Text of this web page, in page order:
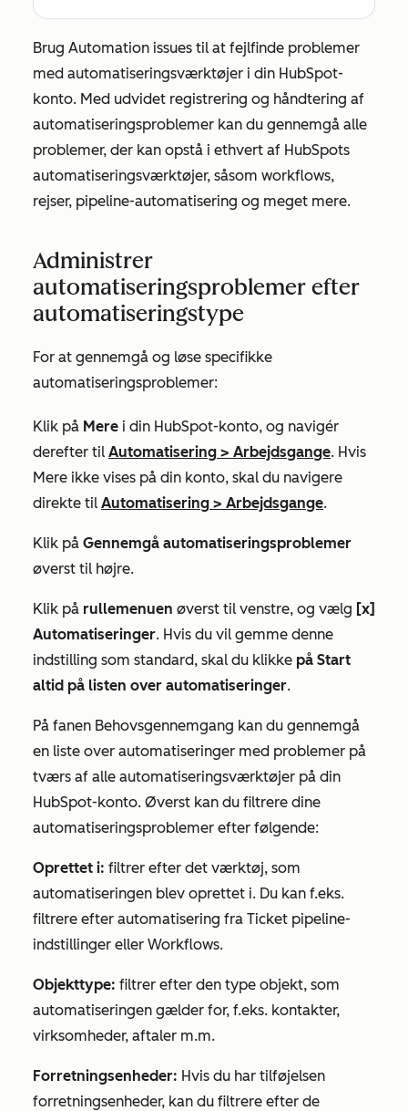
Brug Automation issues til at fejlfinde problemer
med automatiseringsværktøjer i din HubSpot-
konto. Med udvidet registrering og håndtering af
automatiseringsproblemer kan du gennemgå alle
problemer, der kan opstå i ethvert af HubSpots
automatiseringsværktøjer, såsom workflows,
rejser, pipeline-automatisering og meget mere.
Administrer
automatiseringsproblemer efter
automatiseringstype
For at gennemgå og løse specifikke
automatiseringsproblemer:
Klik på Mere i din HubSpot-konto, og navigér
derefter til Automatisering > Arbejdsgange. Hvis
Mere ikke vises på din konto, skal du navigere
direkte til Automatisering > Arbejdsgange.
Klik på Gennemgå automatiseringsproblemer
øverst til højre.
Klik på rullemenuen øverst til venstre, og vælg [x]
Automatiseringer. Hvis du vil gemme denne
indstilling som standard, skal du klikke på Start
altid på listen over automatiseringer.
På fanen Behovsgennemgang kan du gennemgå
en liste over automatiseringer med problemer på
tværs af alle automatiseringsværktøjer på din
HubSpot-konto. Øverst kan du filtrere dine
automatiseringsproblemer efter følgende:
Oprettet i: filtrer efter det værktøj, som
automatiseringen blev oprettet i. Du kan f.eks.
filtrere efter automatisering fra Ticket pipeline-
indstillinger eller Workflows.
Objekttype: filtrer efter den type objekt, som
automatiseringen gælder for, f.eks. kontakter,
virksomheder, aftaler m.m.
Forretningsenheder: Hvis du har tilføjelsen
forretningsenheder, kan du filtrere efter de